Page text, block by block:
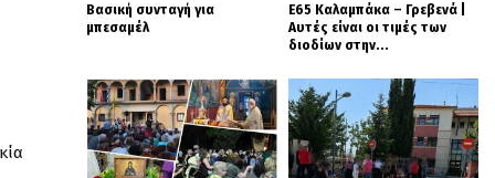
Βασική συνταγή για
μπεσαμέλ
Ε65 Καλαμπάκα – Γρεβενά |
Αυτές είναι οι τιμές των
διοδίων στην...